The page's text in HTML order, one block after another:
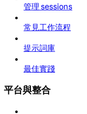
管理 sessions
常見工作流程
提示詞庫
最佳實踐
平台與整合